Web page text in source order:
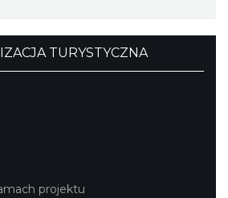
TURYSTYCZNA
projektu